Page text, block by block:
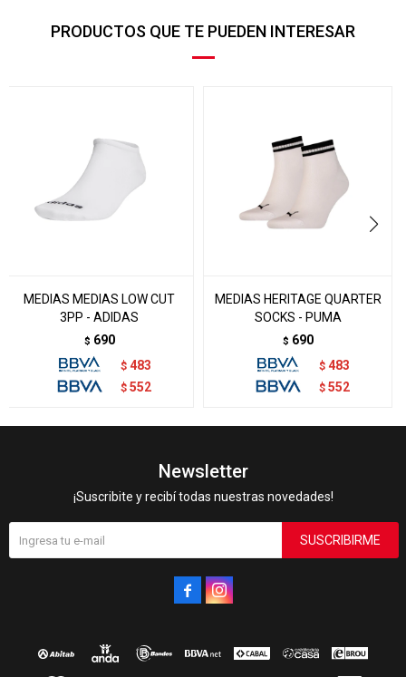
PRODUCTOS QUE TE PUEDEN INTERESAR
MEDIAS MEDIAS LOW CUT
3PP - ADIDAS
$ 690
$ 483
$ 552
MEDIAS HERITAGE QUARTER
SOCKS - PUMA
$ 690
$ 483
$ 552
Newsletter
¡Suscribite y recibí todas nuestras novedades!
SUSCRIBIRME
 